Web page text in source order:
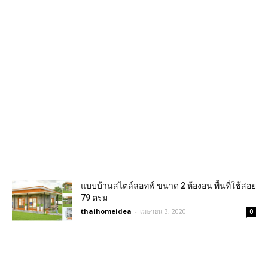
แบบบ้านสไตล์ลอทฟ์ ขนาด 2 ห้องอน พื้นที่ใช้สอย
79 ตรม
thaihomeidea - เมษายน 3, 2020 0